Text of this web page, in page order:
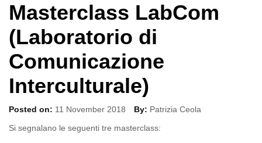
Masterclass LabCom
(Laboratorio di
Comunicazione
Interculturale)
Posted on: 11 November 2018 By: Patrizia Ceola
Si segnalano le seguenti tre masterclass: